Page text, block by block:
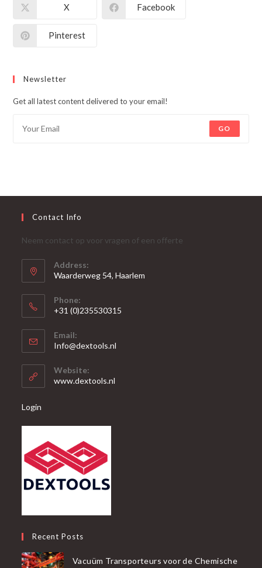
X Facebook
Pinterest
Newsletter
Get all latest content delivered to your email!
GO
Contact Info
Neem contact op voor vragen of een offerte
Address:
Waarderweg 54, Haarlem
Phone:
+31 (0)235530315
in
je
toepassing
Email:
Info@dextools.nl
Website:
www.dextools.nl
Login
Recent Posts
Vacuüm Transporteurs voor de Chemische